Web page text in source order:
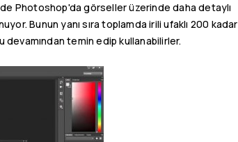
Photoshop'da görseller üzerinde daha detaylı
Bunun yanı sıra toplamda irili ufaklı 200 kadar
devamından temin edip kullanabilirler.